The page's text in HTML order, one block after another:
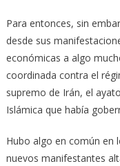
Para entonces, sin
desde sus
económicas a algo
coordinada contra el
supremo de Irán, el
Islámica que había
Hubo algo en común en
nuevos manifestantes